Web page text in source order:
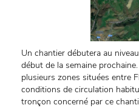
Un chantier débutera au
début de la semaine
plusieurs zones situées entre
conditions de circulation
tronçon concerné par ce